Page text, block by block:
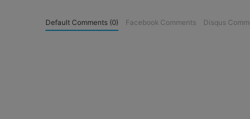
Default Comments (0) Facebook Comments Disqus